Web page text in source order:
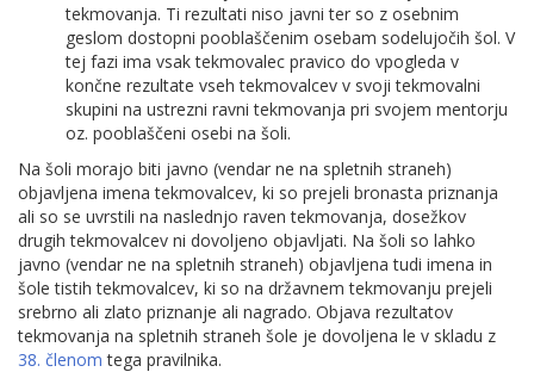
tekmovanja. Ti rezultati niso javni ter so z osebnim
geslom dostopni pooblaščenim osebam sodelujočih šol. V
tej fazi ima vsak tekmovalec pravico do vpogleda v
končne rezultate vseh tekmovalcev v svoji tekmovalni
skupini na ustrezni ravni tekmovanja pri svojem mentorju
oz. pooblaščeni osebi na šoli.
Na šoli morajo biti javno (vendar ne na spletnih straneh)
objavljena imena tekmovalcev, ki so prejeli bronasta priznanja
ali so se uvrstili na naslednjo raven tekmovanja, dosežkov
drugih tekmovalcev ni dovoljeno objavljati. Na šoli so lahko
javno (vendar ne na spletnih straneh) objavljena tudi imena in
šole tistih tekmovalcev, ki so na državnem tekmovanju prejeli
srebrno ali zlato priznanje ali nagrado. Objava rezultatov
tekmovanja na spletnih straneh šole je dovoljena le v skladu z
38. členom tega pravilnika.